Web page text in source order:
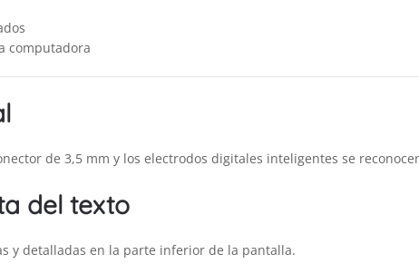
computadora
de 3,5 mm y los electrodos digitales inteligentes se
del texto
y detalladas en la parte inferior de la pantalla.